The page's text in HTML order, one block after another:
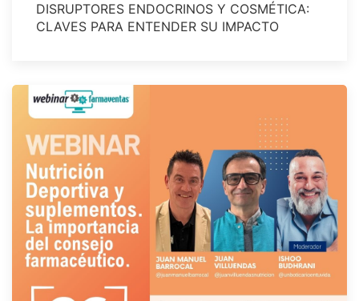
DISRUPTORES ENDOCRINOS Y COSMÉTICA:
CLAVES PARA ENTENDER SU IMPACTO